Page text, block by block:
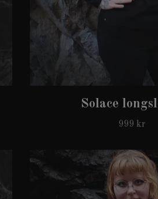
Solace
999 kr